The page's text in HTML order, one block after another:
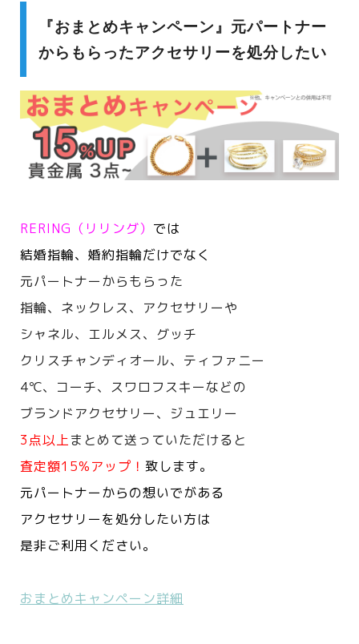
『おまとめキャンペーン』元パートナー
からもらったアクセサリーを処分したい
RERING（リリング） では
結婚指輪、婚約指輪だけでなく
元パートナーからもらった
指輪、ネックレス、アクセサリーや
シャネル、エルメス、 グッチ
クリスチャンディオール、ティファニー
4℃、コーチ、スワロフスキーなどの
ブランドアクセサリー、ジュエリー
3点以上まとめて送っていただけると
査定額15%アップ！ 致します。
元パートナーからの想いでがある
アクセサリーを処分したい方は
是非ご利用ください。
おまとめキャンペーン詳細